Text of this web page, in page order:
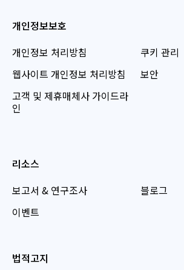
개인정보보호
개인정보 처리방침
웹사이트 개인정보 처리방침
고객 및 제휴매체사 가이드라
인
쿠키 관리
보안
리소스
보고서 & 연구조사
이벤트
블로그
법적고지